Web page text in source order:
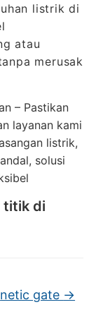
listrik di
atau
merusak
– Pastikan
layanan kami
listrik,
solusi
titik di
gate →